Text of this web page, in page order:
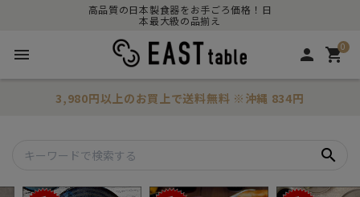
高品質の日本製食器をお手ごろ価格！日
本最大級の品揃え
menu person 0
shopping_cart
3,980円以上のお買上で送料無料 ※沖縄 834円
search